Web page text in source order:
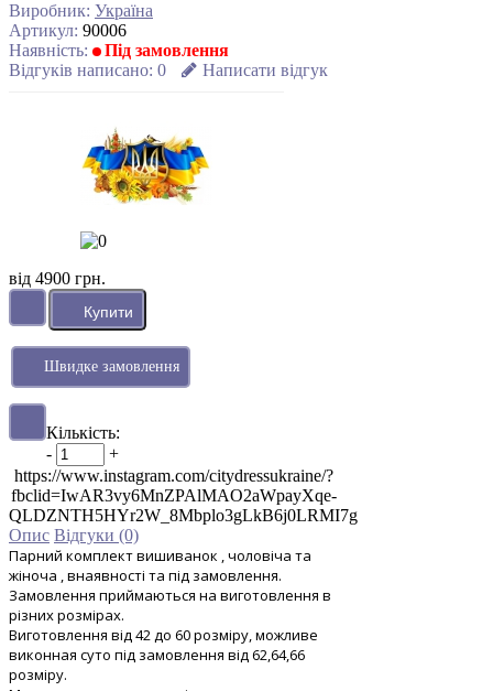
Виробник: Україна
Артикул: 90006
Наявність:
Під замовлення
Відгуків написано: 0 Написати відгук
від 4900 грн.
Швидке замовлення
Кількість:
-
+
https://www.instagram.com/citydressukraine/?
fbclid=IwAR3vy6MnZPAlMAO2aWpayXqe-
QLDZNTH5HYr2W_8Mbplo3gLkB6j0LRMI7g
Опис Відгуки (0)
Парний комплект вишиванок , чоловіча та
жіноча , внаявності та під замовлення.
Замовлення приймаються на виготовлення в
різних розмірах.
Виготовлення від 42 до 60 розміру, можливе
виконная суто під замовлення від 62,64,66
розміру.